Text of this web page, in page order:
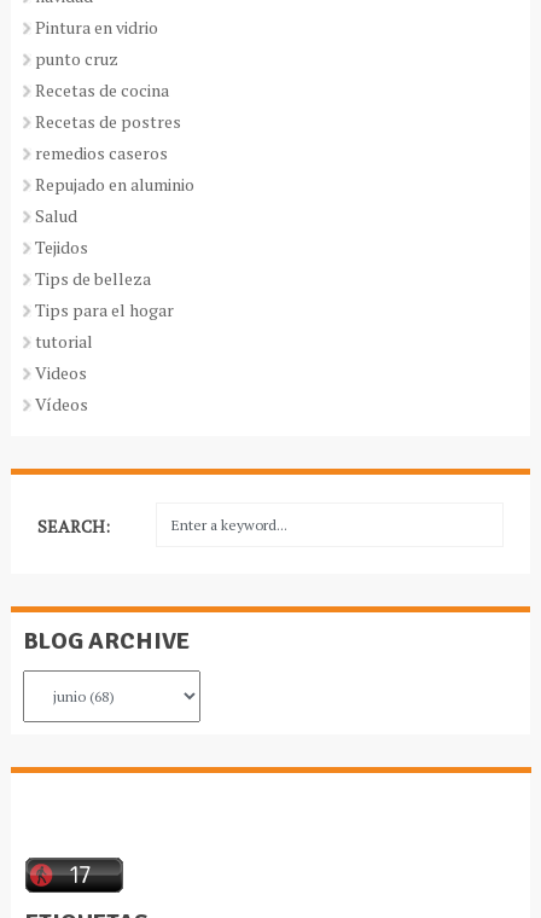
Pintura en vidrio
punto cruz
Recetas de cocina
Recetas de postres
remedios caseros
Repujado en aluminio
Salud
Tejidos
Tips de belleza
Tips para el hogar
tutorial
Videos
Vídeos
SEARCH:
BLOG ARCHIVE